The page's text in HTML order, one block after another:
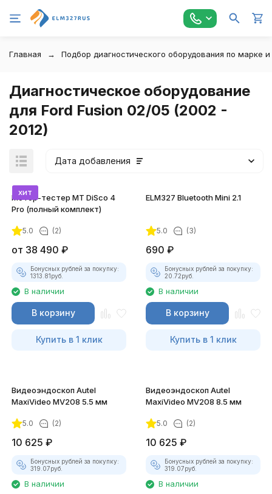
Главная Подбор диагностического оборудования по марке
Диагностическое оборудование
для Ford Fusion 02/05 (2002 -
2012)
Дата добавления
хит
Мотор-тестер MT DiSco 4
Pro (полный комплект)
5.0 (2)
от 38 490 ₽
Бонусных рублей за покупку:
1313.81руб.
В наличии
В корзину
Купить в 1 клик
ELM327 Bluetooth Mini 2.1
5.0 (3)
690 ₽
Бонусных рублей за покупку:
20.72руб.
В наличии
В корзину
Купить в 1 клик
Видеоэндоскоп Autel
MaxiVideo MV208 5.5 мм
5.0 (2)
10 625 ₽
Бонусных рублей за покупку:
319.07руб.
В наличии
Видеоэндоскоп Autel
MaxiVideo MV208 8.5 мм
5.0 (2)
10 625 ₽
Бонусных рублей за покупку:
319.07руб.
В наличии